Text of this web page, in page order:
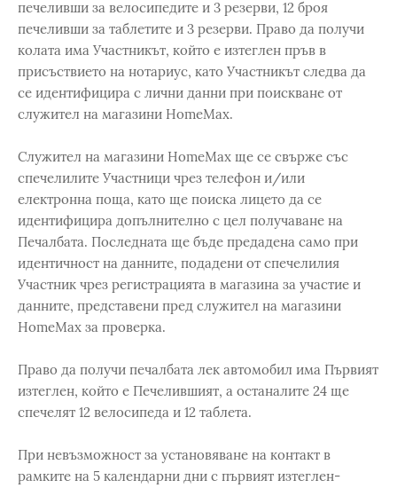
печеливши за велосипедите и 3 резерви, 12 броя
печеливши за таблетите и 3 резерви. Право да получи
колата има Участникът, който е изтеглен пръв в
присъствието на нотариус, като Участникът следва да
се идентифицира с лични данни при поискване от
служител на магазини HomeMax.
Служител на магазини HomeMax ще се свърже със
спечелилите Участници чрез телефон и/или
електронна поща, като ще поиска лицето да се
идентифицира допълнително с цел получаване на
Печалбата. Последната ще бъде предадена само при
идентичност на данните, подадени от спечелилия
Участник чрез регистрацията в магазина за участие и
данните, представени пред служител на магазини
HomeMax за проверка.
Право да получи печалбата лек автомобил има Първият
изтеглен, който е Печелившият, а останалите 24 ще
спечелят 12 велосипеда и 12 таблета.
При невъзможност за установяване на контакт в
рамките на 5 календарни дни с първият изтеглен-